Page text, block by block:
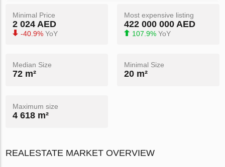
Minimal Price
2 024 AED
-40.9% YoY
Most expensive listing
422 000 000 AED
107.9% YoY
Median Size
72 m²
Minimal Size
20 m²
Maximum size
4 618 m²
REALESTATE MARKET OVERVIEW